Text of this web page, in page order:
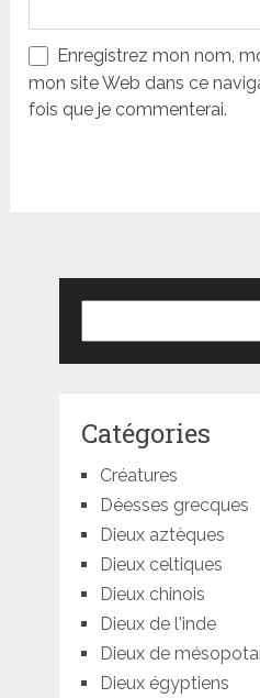
Enregistrez mon nom,
mon site Web dans ce
fois que je commenterai.
Catégories
Créatures
Déesses grecques
Dieux aztèques
Dieux celtiques
Dieux chinois
Dieux de l'inde
Dieux de
Dieux égyptiens